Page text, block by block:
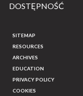
DOSTĘPNOŚĆ
SITEMAP
RESOURCES
ARCHIVES
EDUCATION
PRIVACY POLICY
COOKIES